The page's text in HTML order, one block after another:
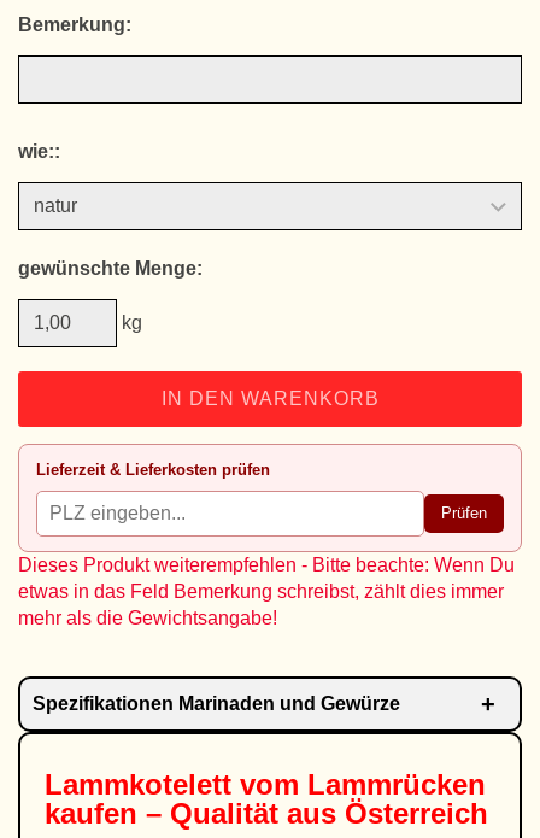
Bemerkung:
wie::
gewünschte Menge:
kg
IN DEN WARENKORB
Lieferzeit & Lieferkosten prüfen
Prüfen
Dieses Produkt weiterempfehlen - Bitte beachte: Wenn Du
etwas in das Feld Bemerkung schreibst, zählt dies immer
mehr als die Gewichtsangabe!
Spezifikationen Marinaden und Gewürze
Lammkotelett vom Lammrücken
kaufen – Qualität aus Österreich